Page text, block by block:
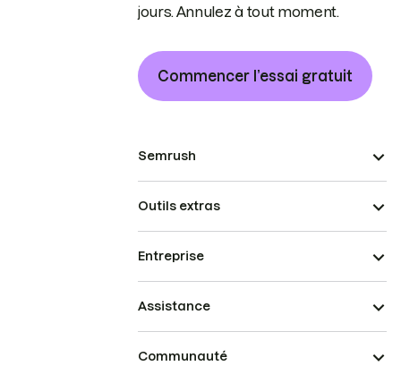
jours. Annulez à tout moment.
Commencer l’essai gratuit
Semrush
Outils extras
Entreprise
Assistance
Communauté